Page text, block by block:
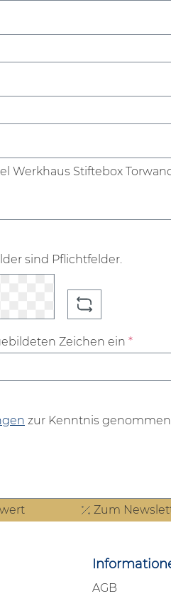
sind Pflichtfelder.
Zeichen ein *
zur Kenntnis
Zum
AGB